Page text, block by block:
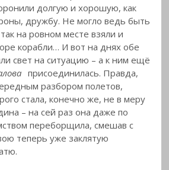
долгую и хорошую, как
дружбу. Не могло ведь быть
на ровном месте взяли и
корабли… И вот на днях обе
свет на ситуацию – а к ним ещё
присоединилась. Правда,
разбором полетов,
стала, конечно же, не в меру
– на сей раз она даже по
переборщила, смешав с
теперь уже заклятую